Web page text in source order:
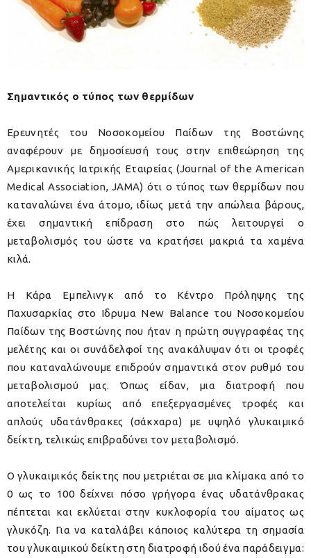
Σημαντικός ο τύπος των θερμίδων
Ερευνητές του Νοσοκομείου Παίδων της Βοστώνης
αναφέρουν με δημοσίευσή τους στην επιθεώρηση της
Αμερικανικής Ιατρικής Εταιρείας (Journal of the American
Medical Association, JAMA) ότι ο τύπος των θερμίδων που
καταναλώνει ένα άτομο, ιδίως μετά την απώλεια βάρους,
έχει σημαντική επίδραση στο πώς λειτουργεί ο
μεταβολισμός του ώστε να κρατήσει μακριά τα χαμένα
κιλά.
Η Κάρα Εμπελινγκ από το Κέντρο Πρόληψης της
Παχυσαρκίας στο Ιδρυμα New Balance του Νοσοκομείου
Παίδων της Βοστώνης που ήταν η πρώτη συγγραφέας της
μελέτης και οι συνάδελφοί της ανακάλυψαν ότι οι τροφές
που καταναλώνουμε επιδρούν σημαντικά στον ρυθμό του
μεταβολισμού μας. Όπως είδαν, μια διατροφή που
αποτελείται κυρίως από επεξεργασμένες τροφές και
απλούς υδατάνθρακες (σάκχαρα) με υψηλό γλυκαιμικό
δείκτη, τελικώς επιβραδύνει τον μεταβολισμό.
Ο γλυκαιμικός δείκτης που μετριέται σε μια κλίμακα από το
0 ως το 100 δείχνει πόσο γρήγορα ένας υδατάνθρακας
πέπτεται και εκλύεται στην κυκλοφορία του αίματος ως
γλυκόζη. Για να καταλάβει κάποιος καλύτερα τη σημασία
του γλυκαιμικού δείκτη στη διατροφή ιδού ένα παράδειγμα: